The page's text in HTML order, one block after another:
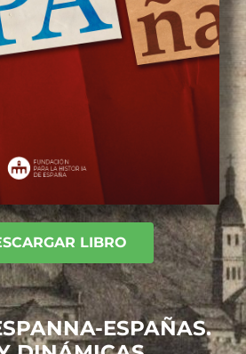
LIBRO
ESPAÑAS.